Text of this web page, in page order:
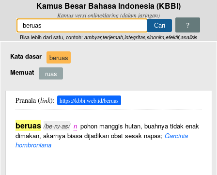
Kamus Besar Bahasa Indonesia (KBBI)
Kamus versi online/daring (dalam jaringan)
?
Bisa lebih dari satu, contoh: ambyar,terjemah,integritas,sinonim,efektif,analisis
Kata dasar
beruas
Memuat
ruas
Pranala (link): https://kbbi.web.id/beruas
beruas /be·ru·as/ n pohon manggis hutan, buahnya tidak enak
dimakan, akarnya biasa dijadikan obat sesak napas; Garcinia
hombroniana